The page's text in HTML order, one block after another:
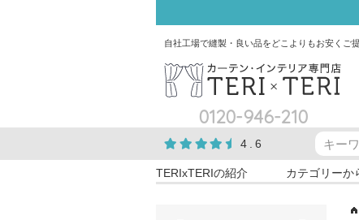
自社工場で縫製・良い品をどこよりもお安く
0120-946-210
4.6
TERIxTERIの紹介 カテゴリーか